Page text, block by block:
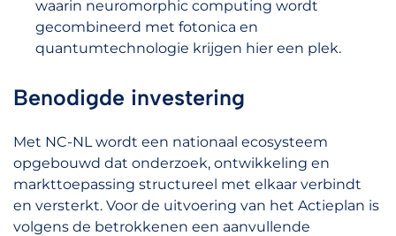
waarin neuromorphic computing wordt
gecombineerd met fotonica en
quantumtechnologie krijgen hier een plek.
Benodigde investering
Met NC-NL wordt een nationaal ecosysteem
opgebouwd dat onderzoek, ontwikkeling en
markttoepassing structureel met elkaar verbindt
en versterkt. Voor de uitvoering van het Actieplan is
volgens de betrokkenen een aanvullende